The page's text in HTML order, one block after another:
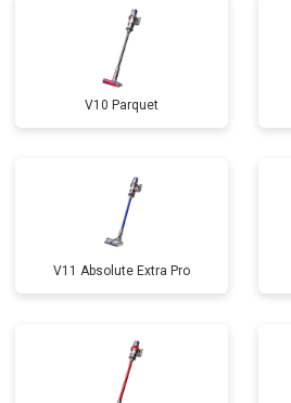
V10 Parquet
V11 Absolute Extra Pro